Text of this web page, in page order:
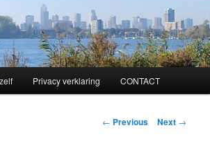
Privacy verklaring CONTACT
Post
← Previous Next →